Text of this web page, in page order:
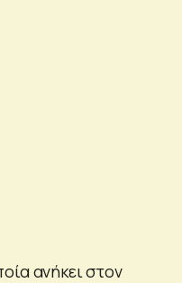
ανήκει στον